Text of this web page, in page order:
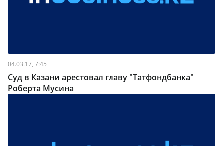
04.03.17, 7:45
Суд в Казани арестовал главу "Татфондбанка"
Роберта Мусина